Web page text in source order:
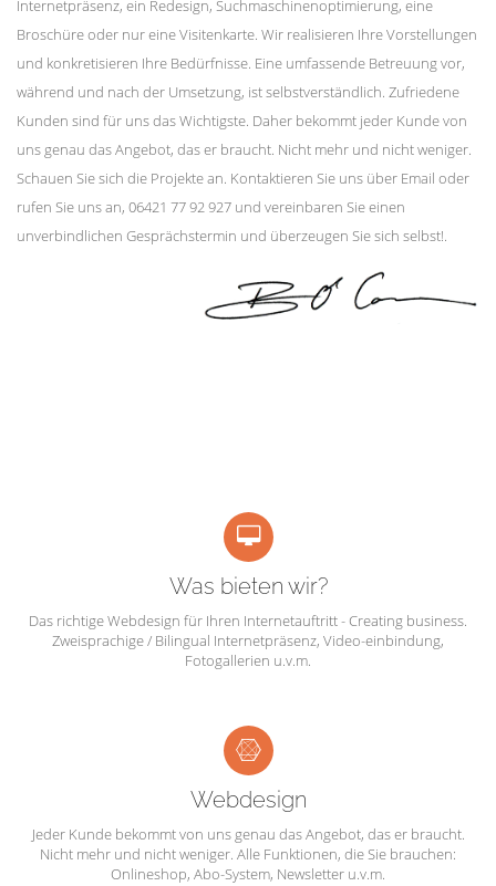
Internetpräsenz, ein Redesign, Suchmaschinenoptimierung, eine
Broschüre oder nur eine Visitenkarte. Wir realisieren Ihre Vorstellungen
und konkretisieren Ihre Bedürfnisse. Eine umfassende Betreuung vor,
während und nach der Umsetzung, ist selbstverständlich. Zufriedene
Kunden sind für uns das Wichtigste. Daher bekommt jeder Kunde von
uns genau das Angebot, das er braucht. Nicht mehr und nicht weniger.
Schauen Sie sich die Projekte an. Kontaktieren Sie uns über Email oder
rufen Sie uns an, 06421 77 92 927 und vereinbaren Sie einen
unverbindlichen Gesprächstermin und überzeugen Sie sich selbst!.
Was bieten wir?
Das richtige Webdesign für Ihren Internetauftritt - Creating business.
Zweisprachige / Bilingual Internetpräsenz, Video-einbindung,
Fotogallerien u.v.m.
Webdesign
Jeder Kunde bekommt von uns genau das Angebot, das er braucht.
Nicht mehr und nicht weniger. Alle Funktionen, die Sie brauchen:
Onlineshop, Abo-System, Newsletter u.v.m.